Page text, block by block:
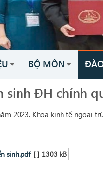
BỘ MÔN
sinh ĐH chính
2023. Khoa kinh tế ngoại
sinh.pdf [ ] 1303 kB